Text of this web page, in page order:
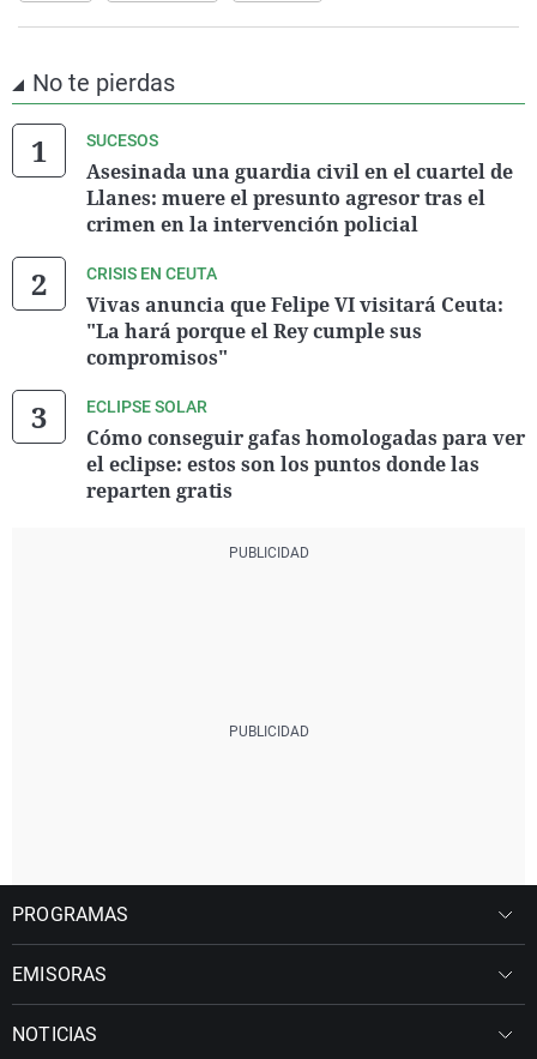
No te pierdas
SUCESOS
Asesinada una guardia civil en el cuartel de
Llanes: muere el presunto agresor tras el
crimen en la intervención policial
CRISIS EN CEUTA
Vivas anuncia que Felipe VI visitará Ceuta:
"La hará porque el Rey cumple sus
compromisos"
ECLIPSE SOLAR
Cómo conseguir gafas homologadas para ver
el eclipse: estos son los puntos donde las
reparten gratis
PROGRAMAS
EMISORAS
NOTICIAS